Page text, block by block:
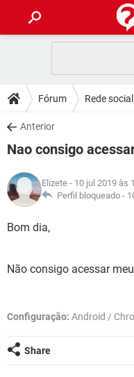
CELULAR
OUTLOOK
INSTAGRAM
GUIA DE COMPRAS
DICAS
JOGOS
INSTAGRAM
GUIA DE COMPRAS
DOWNLOADS
JOGOS
CELULAR
OUTLOOK
INSTAGRAM
JOGOS
CELULAR
OUTLOOK
GLOSSÁRIO
JOGOS
OUTLOOK
GUIA DE COMPRAS
Fórum Rede social
Anterior
Nao consigo
Elizete - 10 jul 2019 às
Perfil bloqueado -
Bom dia,
Não consigo acessar
Configuração: Android /
Share